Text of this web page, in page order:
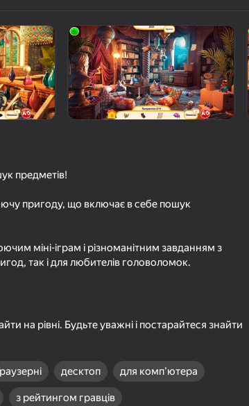
предметів!
пригоду, що включає в себе пошук
міні-іграм і різноманітним завданням з
так і для любителів головоломок.
на рівні. Будьте уважні і постарайтеся знайти
десктоп для комп'ютера
з рейтингом гравців